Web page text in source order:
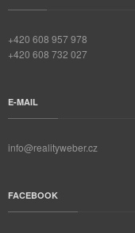
+420 608 957 978
+420 608 732 027
E-MAIL
info@realityweber.cz
FACEBOOK